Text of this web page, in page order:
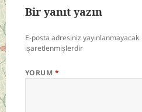
Bir yanıt yazın
E-posta adresiniz yayınlanmayacak.
işaretlenmişlerdir
YORUM *